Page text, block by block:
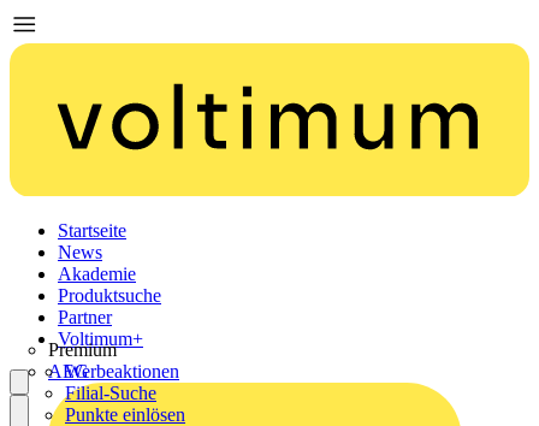
Startseite
News
Akademie
Produktsuche
Partner
Premium
AEG
Voltimum+
Werbeaktionen
Filial-Suche
Punkte einlösen